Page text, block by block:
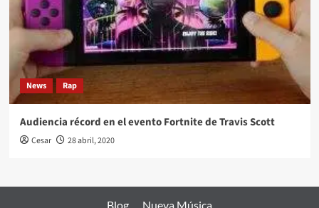
News Rap
Audiencia récord en el evento Fortnite de Travis Scott
Cesar 28 abril, 2020
Blog Nueva Música